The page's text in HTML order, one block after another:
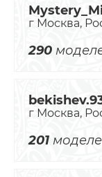
г Москва,
290
г Москва,
201